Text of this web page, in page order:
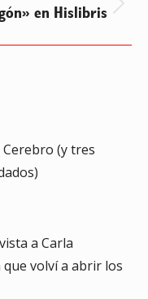
en Hislibris
(y tres
a Carla
que volví a abrir los